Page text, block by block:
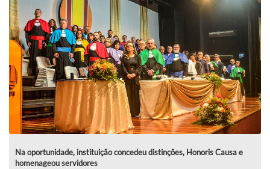
Na oportunidade, instituição concedeu distinções, Honoris Causa e
homenageou servidores